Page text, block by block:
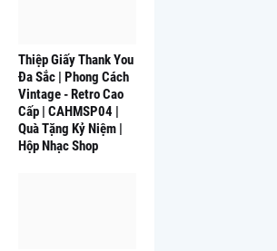
Thiệp Giấy Thank You
Đa Sắc | Phong Cách
Vintage - Retro Cao
Cấp | CAHMSP04 |
Quà Tặng Kỷ Niệm |
Hộp Nhạc Shop